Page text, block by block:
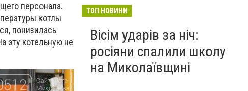
персонала.
котлы
понизилась
эту котельную не
ТОП НОВИНИ
Вісім ударів за ніч:
росіяни спалили школу
на Миколаївщині